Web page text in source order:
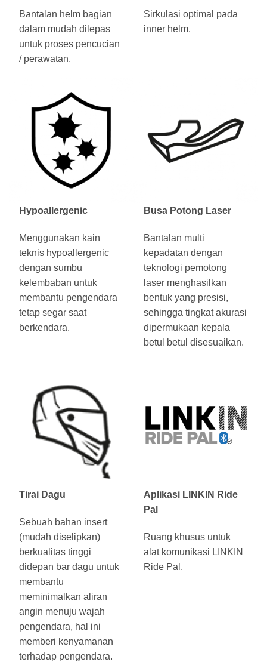
Bantalan helm bagian
dalam mudah dilepas
untuk proses pencucian
/ perawatan.
Sirkulasi optimal pada
inner helm.
Hypoallergenic
Menggunakan kain
teknis hypoallergenic
dengan sumbu
kelembaban untuk
membantu pengendara
tetap segar saat
berkendara.
Busa Potong Laser
Bantalan multi
kepadatan dengan
teknologi pemotong
laser menghasilkan
bentuk yang presisi,
sehingga tingkat akurasi
dipermukaan kepala
betul betul disesuaikan.
Tirai Dagu
Sebuah bahan insert
(mudah diselipkan)
berkualitas tinggi
didepan bar dagu untuk
membantu
meminimalkan aliran
angin menuju wajah
pengendara, hal ini
memberi kenyamanan
terhadap pengendara.
Aplikasi LINKIN Ride
Pal
Ruang khusus untuk
alat komunikasi LINKIN
Ride Pal.